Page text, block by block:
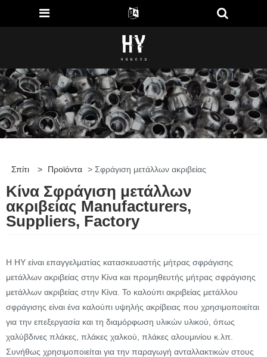
Σπίτι > Προϊόντα > Σφράγιση μετάλλων ακριβείας
Κίνα Σφράγιση μετάλλων
ακριβείας Manufacturers,
Suppliers, Factory
Η HY είναι επαγγελματίας κατασκευαστής μήτρας σφράγισης
μετάλλων ακριβείας στην Κίνα και προμηθευτής μήτρας σφράγισης
μετάλλων ακριβείας στην Κίνα. Το καλούπι ακριβείας μετάλλου
σφράγισης είναι ένα καλούπι υψηλής ακρίβειας που χρησιμοποιείται
για την επεξεργασία και τη διαμόρφωση υλικών υλικού, όπως
χαλύβδινες πλάκες, πλάκες χαλκού, πλάκες αλουμινίου κ.λπ.
Συνήθως χρησιμοποιείται για την παραγωγή ανταλλακτικών στους